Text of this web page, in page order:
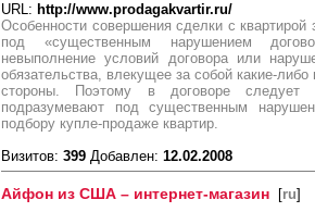
URL: http://www.prodagakvartir.ru/
Особенности совершения сделки с
под «существенным нарушением
невыполнение условий договора или
обязательства, влекущее за собой какие-
стороны. Поэтому в договоре следует
подразумевают под существенным
подбору купле-продаже квартир.
Визитов: 399 Добавлен: 12.02.2008
Айфон из США – интернет-магазин [ru]